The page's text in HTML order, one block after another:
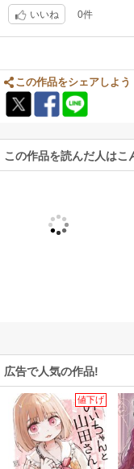
いいね 0件
この作品をシェアしよう
この作品を読んだ人はこ
広告で人気の作品!
値下げ